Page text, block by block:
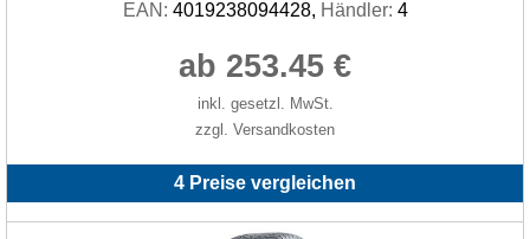
EAN: 4019238094428, Händler: 4
ab 253.45 €
inkl. gesetzl. MwSt.
zzgl. Versandkosten
4 Preise vergleichen